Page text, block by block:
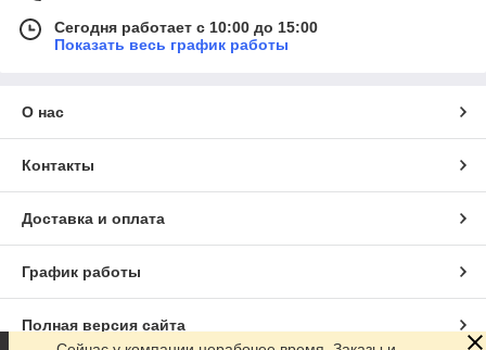
Сегодня работает с 10:00 до 15:00
Показать весь график работы
О нас
Контакты
Доставка и оплата
График работы
Полная версия сайта